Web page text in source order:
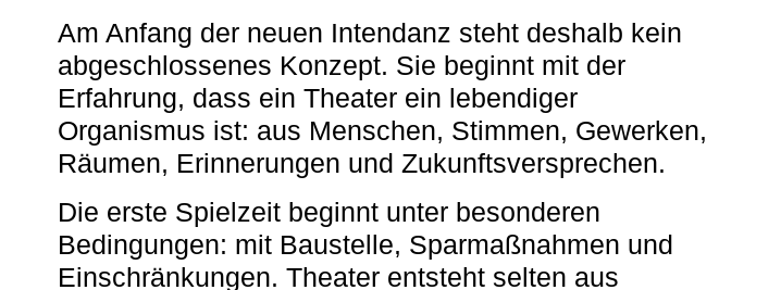
Am Anfang der neuen Intendanz steht deshalb kein
abgeschlossenes Konzept. Sie beginnt mit der
Erfahrung, dass ein Theater ein lebendiger
Organismus ist: aus Menschen, Stimmen, Gewerken,
Räumen, Erinnerungen und Zukunftsversprechen.
Die erste Spielzeit beginnt unter besonderen
Bedingungen: mit Baustelle, Sparmaßnahmen und
Einschränkungen. Theater entsteht selten aus